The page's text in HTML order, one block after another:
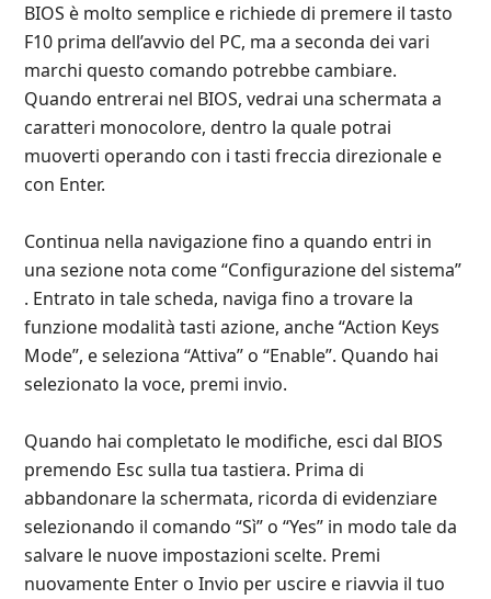
BIOS è molto semplice e richiede di premere il tasto
F10 prima dell’avvio del PC, ma a seconda dei vari
marchi questo comando potrebbe cambiare.
Quando entrerai nel BIOS, vedrai una schermata a
caratteri monocolore, dentro la quale potrai
muoverti operando con i tasti freccia direzionale e
con Enter.
Continua nella navigazione fino a quando entri in
una sezione nota come “Configurazione del sistema”
. Entrato in tale scheda, naviga fino a trovare la
funzione modalità tasti azione, anche “Action Keys
Mode”, e seleziona “Attiva” o “Enable”. Quando hai
selezionato la voce, premi invio.
Quando hai completato le modifiche, esci dal BIOS
premendo Esc sulla tua tastiera. Prima di
abbandonare la schermata, ricorda di evidenziare
selezionando il comando “Sì” o “Yes” in modo tale da
salvare le nuove impostazioni scelte. Premi
nuovamente Enter o Invio per uscire e riavvia il tuo